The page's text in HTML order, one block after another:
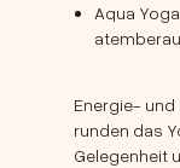
Aqua
Energie- und
runden das
Gelegenheit